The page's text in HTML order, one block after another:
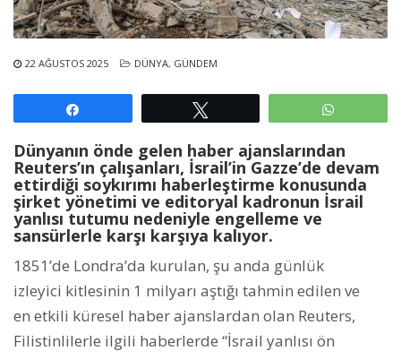
22 AĞUSTOS 2025 DÜNYA, GÜNDEM
Dünyanın önde gelen haber ajanslarından
Reuters’ın çalışanları, İsrail’in Gazze’de devam
ettirdiği soykırımı haberleştirme konusunda
şirket yönetimi ve editoryal kadronun İsrail
yanlısı tutumu nedeniyle engelleme ve
sansürlerle karşı karşıya kalıyor.
1851’de Londra’da kurulan, şu anda günlük
izleyici kitlesinin 1 milyarı aştığı tahmin edilen ve
en etkili küresel haber ajanslardan olan Reuters,
Filistinlilerle ilgili haberlerde “İsrail yanlısı ön